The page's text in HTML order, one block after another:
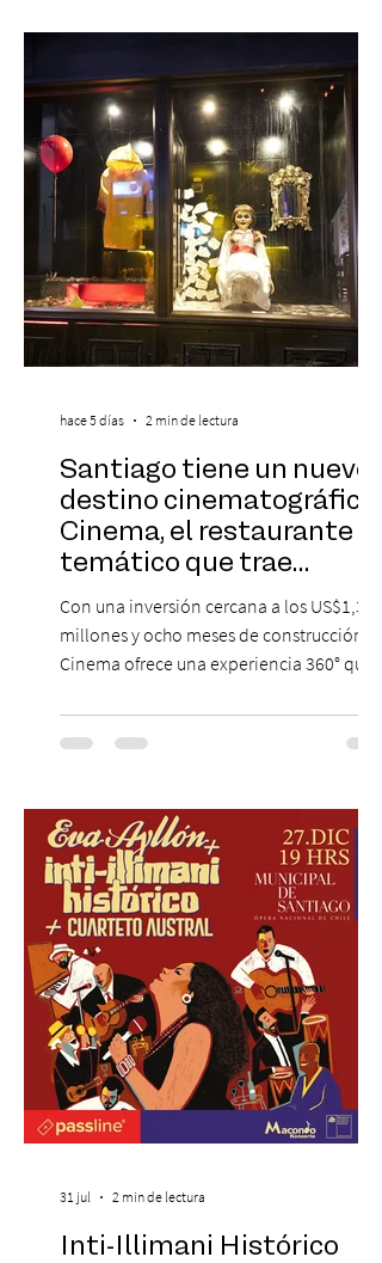
de todos los tiempos en un concierto en
sinfónica en pleno, coro y una
sorprendente puesta en escena pensada
especialmente pa
Santiago tiene un nuevo
destino cinematográfico:
Cinema, el restaurante
temático que trae
Hollywood a Chile
Con una inversión cercana a los US$1,3
millones y ocho meses de construcción,
Cinema ofrece una experiencia 360° que
cinematográfica y actores en vivo,
recreando algunos de los universos más
una nueva atracción a su oferta
gastronómica y turística con la apertura de
Cinema, un restaurante temático
inspirado en el concepto de un museo de
Hollywood, que promete transportar a sus
visitantes a distintos
hace 5 días 2 min de lectura
Inti-Illimani Histórico
31 jul 2 min de lectura